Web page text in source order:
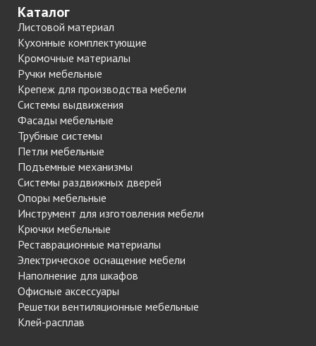
Каталог
Листовой материал
Кухонные комплектующие
Кромочные материалы
Ручки мебельные
Крепеж для производства мебели
Системы выдвижения
Фасады мебельные
Трубные системы
Петли мебельные
Подъемные механизмы
Системы раздвижных дверей
Опоры мебельные
Инструмент для изготовления мебели
Крючки мебельные
Реставрационные материалы
Электрическое оснащение мебели
Наполнение для шкафов
Офисные аксессуары
Решетки вентиляционные мебельные
Клей-расплав